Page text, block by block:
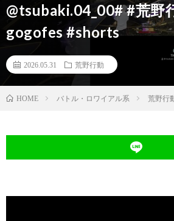
@tsubaki.04_00# #荒野
gogofes #shorts
2026.05.31 荒野行動
HOME バトル・ロワイアル系 荒野行